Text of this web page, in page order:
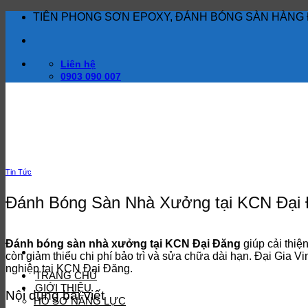
TIÊN PHONG SƠN EPOXY, ĐÁNH BÓNG SÀN HÀNG
Liên hệ
0903 090 007
TRANG CHỦ
GIỚI THIỆU
HỒ SƠ NĂNG LỰC
Tin Tức
Đánh Bóng Sàn Nhà Xưởng tại KCN Đại
Đánh bóng sàn nhà xưởng tại KCN Đại Đăng giúp cải
còn giảm thiểu chi phí bảo trì và sửa chữa dài hạn. Đại Gia
nghiệp tại KCN Đại Đăng.
Nội dung bài viết